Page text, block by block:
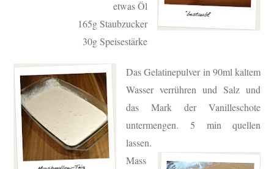
etwas Öl
165g Staubzucker
30g Speisestärke
Das Gelatinepulver in 90ml kaltem
Wasser verrühren und Salz und
das Mark der Vanilleschote
untermengen.5 min quellen
lassen.
Mass